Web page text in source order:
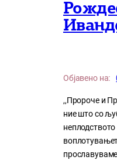
Објавено на:
,,Пророче и
ние што со